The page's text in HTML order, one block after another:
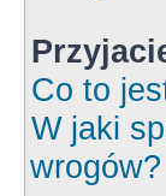
Co to
W jaki
wrogów?